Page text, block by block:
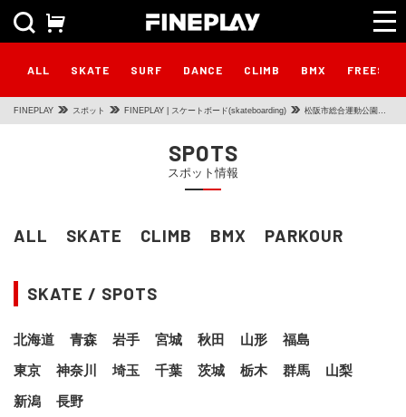
ALL SKATE SURF DANCE CLIMB BMX
FINEPLAY スポット FINEPLAY | スケートボード(skateboarding) 松阪市総合運動公園ス
SPOTS
スポット情報
ALL SKATE CLIMB BMX PARKOUR
SKATE / SPOTS
北海道 青森 岩手 宮城 秋田 山形
福島
東京
神奈川 埼玉 千葉 茨城 栃木 群馬
山梨
新潟
長野